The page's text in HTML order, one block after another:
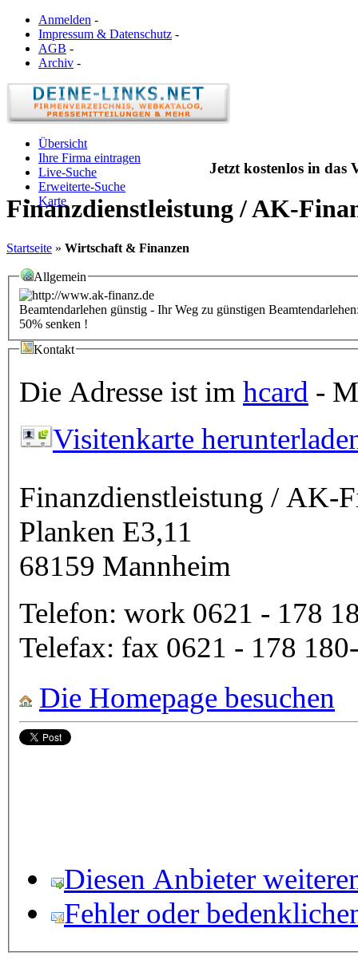
Anmelden -
Impressum & Datenschutz -
AGB -
Archiv -
Übersicht
Ihre Firma eintragen
Live-Suche
Erweiterte-Suche
Karte
Jetzt kostenlos in das
Finanzdienstleistung / AK-
Startseite » Wirtschaft & Finanzen
Allgemein
Beamtendarlehen günstig - Ihr Weg zu günstigen
50% senken !
Kontakt
Die Adresse ist im hcard -
Visitenkarte
Finanzdienstleistung / AK-
Planken E3,11
68159 Mannheim
Telefon: work 0621 - 178
Telefax: fax 0621 - 178
Die Homepage besuchen
Diesen Anbieter
Fehler oder